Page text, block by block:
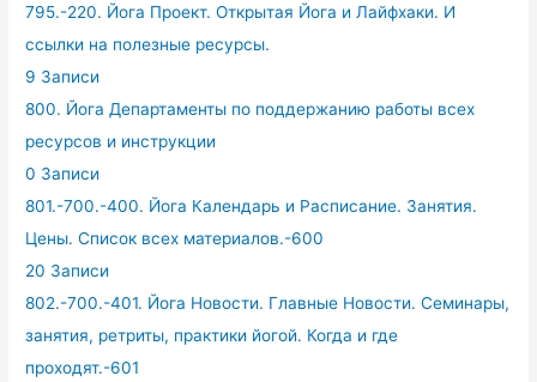
795.-220. Йога Проект. Открытая Йога и Лайфхаки. И
ссылки на полезные ресурсы.
9 Записи
800. Йога Департаменты по поддержанию работы всех
ресурсов и инструкции
0 Записи
801.-700.-400. Йога Календарь и Расписание. Занятия.
Цены. Список всех материалов.-600
20 Записи
802.-700.-401. Йога Новости. Главные Новости. Семинары,
занятия, ретриты, практики йогой. Когда и где
проходят.-601